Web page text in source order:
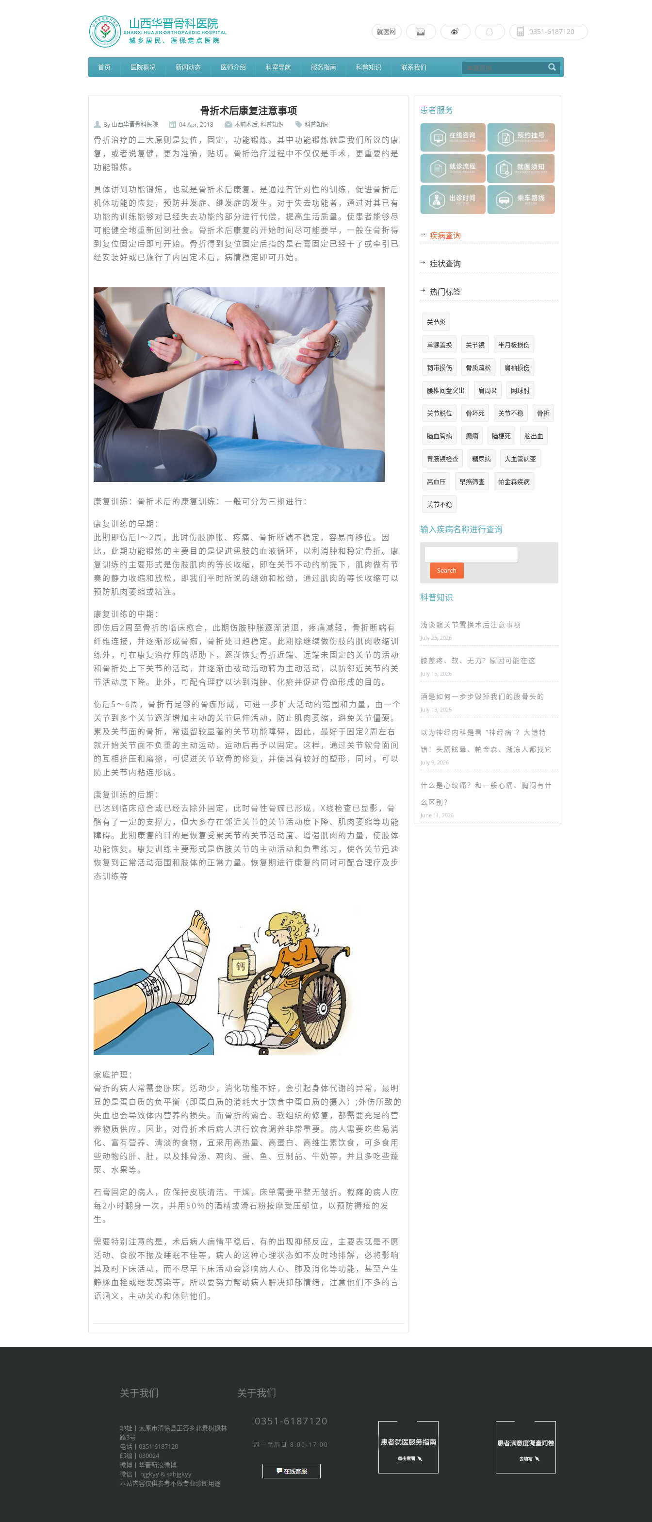
0351-6187120
首页 医院概况 新闻动态 医师介绍 科室导航 服务指南 科普知识 联系我们
骨折术后康复注意事项
By 山西华晋骨科医院 04 Apr, 2018 术前术后, 科普知识 科普知识
骨折治疗的三大原则是复位，固定，功能锻炼。其中功能锻炼就是我们所说的康
复，或者说复健，更为准确，贴切。骨折治疗过程中不仅仅是手术，更重要的是
功能锻炼。
具体讲到功能锻炼，也就是骨折术后康复，是通过有针对性的训练，促进骨折后
机体功能的恢复，预防并发症、继发症的发生。对于失去功能者，通过对其已有
功能的训练能够对已经失去功能的部分进行代偿，提高生活质量。使患者能够尽
可能健全地重新回到社会。骨折术后康复的开始时间尽可能要早，一般在骨折得
到复位固定后即可开始。骨折得到复位固定后指的是石膏固定已经干了或牵引已
经安装好或已施行了内固定术后，病情稳定即可开始。
康复训练：骨折术后的康复训练：一般可分为三期进行：
康复训练的早期：
此期即伤后l～2周，此时伤肢肿胀、疼痛、骨折断端不稳定，容易再移位。因
比，此期功能锻炼的主要目的是促进患肢的血液循环，以利消肿和稳定骨折。康
复训练的主要形式是伤肢肌肉的等长收缩，即在关节不动的前提下，肌肉做有节
奏的静力收缩和放松，即我们平时所说的绷劲和松劲，通过肌肉的等长收缩可以
预防肌肉萎缩或粘连。
康复训练的中期：
即伤后2周至骨折的临床愈合，此期伤肢肿胀逐渐消退，疼痛减轻，骨折断端有
纤维连接，并逐渐形成骨痂，骨折处日趋稳定。此期除继续做伤肢的肌肉收缩训
练外，可在康复治疗师的帮助下，逐渐恢复骨折近端、远端未固定的关节的活动
和骨折处上下关节的活动，并逐渐由被动活动转为主动活动，以防邻近关节的关
节活动度下降。此外，可配合理疗以达到消肿、化瘀并促进骨痂形成的目的。
伤后5～6周，骨折有足够的骨痂形成，可进一步扩大活动的范围和力量，由一个
关节到多个关节逐渐增加主动的关节屈伸活动，防止肌肉萎缩，避免关节僵硬。
累及关节面的骨折，常遗留较显著的关节功能障碍，因此，最好于固定2周左右
就开始关节面不负重的主动运动，运动后再予以固定。这样，通过关节软骨面间
的互相挤压和磨擦，可促进关节软骨的修复，并使其有较好的塑形，同时，可以
防止关节内粘连形成。
康复训练的后期：
已达到临床愈合或已经去除外固定，此时骨性骨痂已形成，X线检查已显影，骨
骼有了一定的支撑力，但大多存在邻近关节的关节活动度下降、肌肉萎缩等功能
障碍。此期康复的目的是恢复受累关节的关节活动度、增强肌肉的力量，使肢体
功能恢复。康复训练主要形式是伤肢关节的主动活动和负重练习，使各关节迅速
恢复到正常活动范围和肢体的正常力量。恢复期进行康复的同时可配合理疗及步
态训练等
家庭护理：
骨折的病人常需要卧床，活动少，消化功能不好，会引起身体代谢的异常，最明
显的是蛋白质的负平衡（即蛋白质的消耗大于饮食中蛋白质的摄入）;外伤所致的
失血也会导致体内营养的损失。而骨折的愈合、软组织的修复，都需要充足的营
养物质供应。因此，对骨折术后病人进行饮食调养非常重要。病人需要吃些易消
化、富有营养、清淡的食物，宜采用高热量、高蛋白、高维生素饮食，可多食用
些动物的肝、肚，以及排骨汤、鸡肉、蛋、鱼、豆制品、牛奶等，并且多吃些蔬
菜、水果等。
石膏固定的病人，应保持皮肤清洁、干燥，床单需要平整无皱折。截瘫的病人应
每2小时翻身一次，并用50％的酒精或滑石粉按摩受压部位，以预防褥疮的发
生。
需要特别注意的是，术后病人病情平稳后，有的出现抑郁反应，主要表现是不愿
活动、食欲不振及睡眠不佳等，病人的这种心理状态如不及时地排解，必将影响
其及时下床活动，而不尽早下床活动会影响病人心、肺及消化等功能，甚至产生
静脉血栓或继发感染等，所以要努力帮助病人解决抑郁情绪，注意他们不多的言
语涵义，主动关心和体贴他们。
患者服务
疾病查询
症状查询
热门标签
关节炎
单髁置换 关节镜 半月板损伤
韧带损伤 骨质疏松 肩袖损伤
腰椎间盘突出 肩周炎 网球肘
关节脱位 骨坏死 关节不稳 骨折
脑血管病 癫痫 脑梗死 脑出血
胃肠镜检查 糖尿病 大血管病变
高血压 早癌筛查 帕金森疾病
关节不稳
输入疾病名称进行查询
科普知识
浅谈髋关节置换术后注意事项
July 25, 2026
膝盖疼、软、无力? 原因可能在这
July 15, 2026
酒是如何一步步毁掉我们的股骨头的
July 13, 2026
以为神经内科是看 “神经病”？大错特
错！头痛眩晕、帕金森、渐冻人都找它
July 9, 2026
什么是心绞痛？和一般心痛、胸闷有什
么区别？
June 11, 2026
关于我们
地址丨太原市清徐县王答乡北录树枫林
路3号
电话丨0351-6187120
邮编丨030024
微博丨 华晋新浪微博
微信丨 hjgkyy & sxhjgkyy
本站内容仅供参考不做专业诊断用途
关于我们
0351-6187120
周一至周日 8:00-17:00